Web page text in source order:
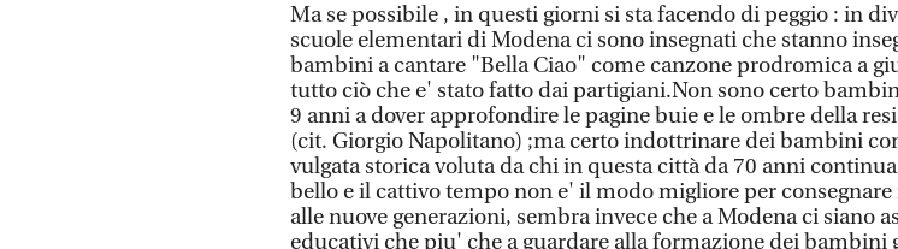
Ma se possibile , in questi giorni si sta facendo di peggio : in
scuole elementari di Modena ci sono insegnati che stanno
bambini a cantare "Bella Ciao" come canzone prodromica a
tutto ciò che e' stato fatto dai partigiani.Non sono certo
9 anni a dover approfondire le pagine buie e le ombre della
(cit. Giorgio Napolitano) ;ma certo indottrinare dei bambini
vulgata storica voluta da chi in questa città da 70 anni
bello e il cattivo tempo non e' il modo migliore per
alle nuove generazioni, sembra invece che a Modena ci siano
educativi che piu' che a guardare alla formazione dei bambini